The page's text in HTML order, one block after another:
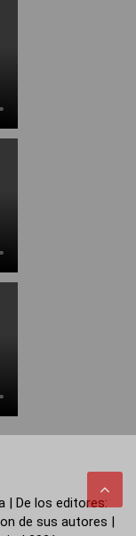
| De los editores:
de sus autores |